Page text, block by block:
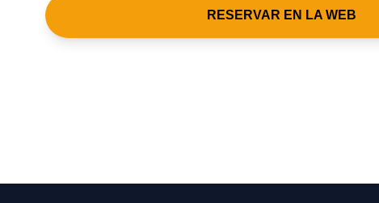
RESERVAR EN LA WEB